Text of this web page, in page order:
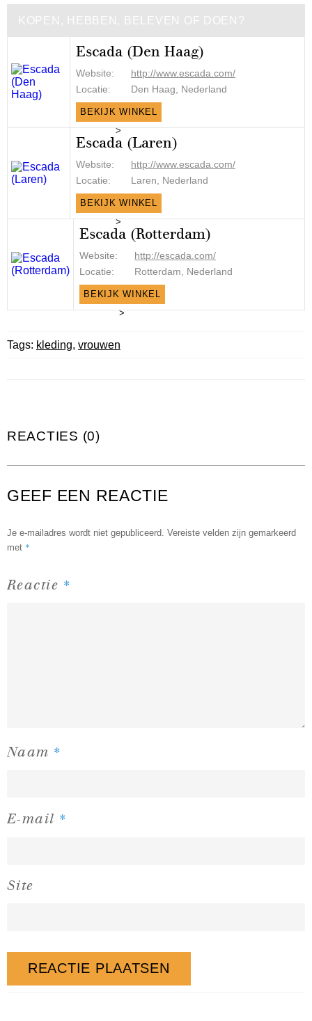
KOPEN, HEBBEN, BELEVEN OF DOEN?
Escada (Den Haag)
Website:
http://www.escada.com/
Locatie:
Den Haag, Nederland
BEKIJK WINKEL
>
Escada (Laren)
Website:
http://www.escada.com/
Locatie:
Laren, Nederland
BEKIJK WINKEL
>
Escada (Rotterdam)
Website:
http://escada.com/
Locatie:
Rotterdam, Nederland
BEKIJK WINKEL
>
Tags: kleding, vrouwen
REACTIES (0)
GEEF EEN REACTIE
Je e-mailadres wordt niet gepubliceerd. Vereiste velden zijn gemarkeerd
met *
Reactie *
Naam *
E-mail *
Site